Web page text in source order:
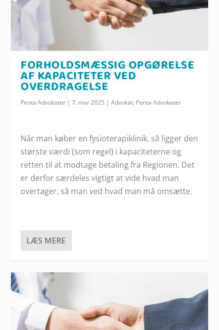
FORHOLDSMÆSSIG OPGØRELSE
AF KAPACITETER VED
OVERDRAGELSE
Penta Advokater |7. mar 2025 |Advokat, Penta Advokater
Når man køber en fysioterapiklinik, så ligger den
største værdi (som regel) i kapaciteterne og
retten til at modtage betaling fra Regionen. Det
er derfor særdeles vigtigt at vide hvad man
overtager, så man ved hvad man må omsætte.
LÆS MERE